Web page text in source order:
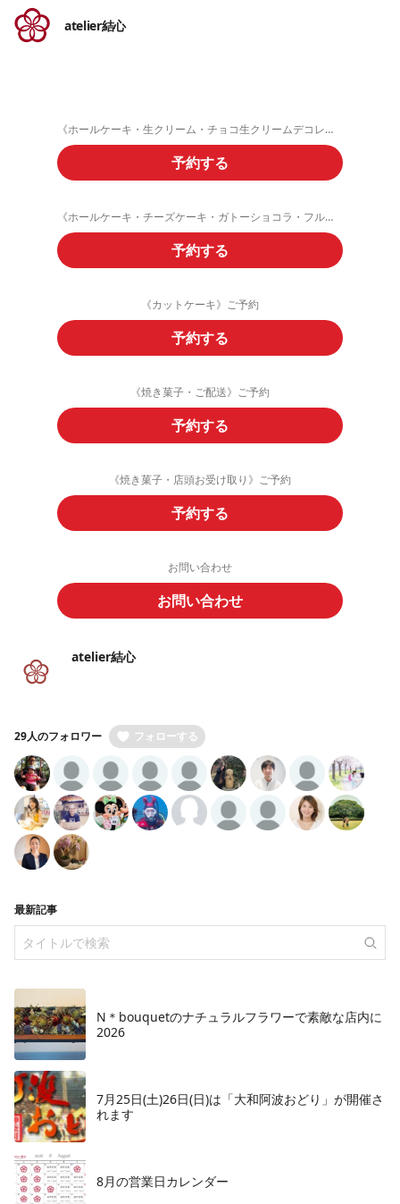
atelier結心
《ホールケーキ・生クリーム・チョコ生クリームデコレーション》ご予約フォーム
予約する
《ホールケーキ・チーズケーキ・ガトーショコラ・フルーツタルト》ご予約
予約する
《カットケーキ》ご予約
予約する
《焼き菓子・ご配送》ご予約
予約する
《焼き菓子・店頭お受け取り》ご予約
予約する
お問い合わせ
お問い合わせ
atelier結心
29人のフォロワー フォローする
最新記事
N＊bouquetのナチュラルフラワーで素敵な店内に
2026
7月25日(土)26日(日)は「大和阿波おどり」が開催さ
れます
8月の営業日カレンダー